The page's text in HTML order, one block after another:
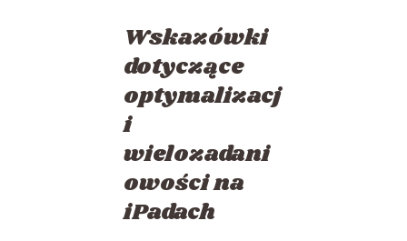
Wskazówki
dotyczące
optymalizacj
i
wielozadani
owości na
iPadach